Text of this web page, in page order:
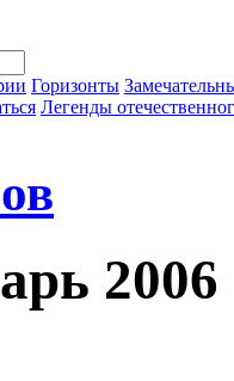
Горизонты
Легенды
2006